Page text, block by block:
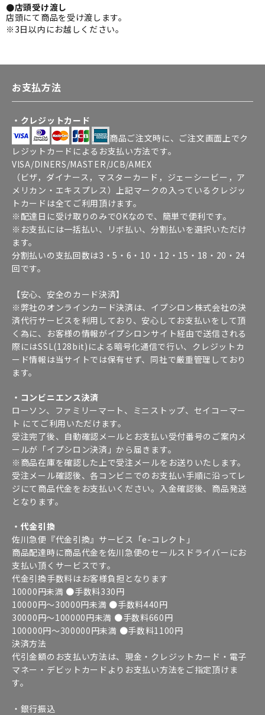
●店頭受け渡し
店頭にて商品を受け渡します。
※3日以内にお越しください。
お支払方法
・クレジットカード
商品ご注文時に、ご注文画面上でク
レジットカードによるお支払い方法です。
VISA/DINERS/MASTER/JCB/AMEX
（ビザ，ダイナース，マスターカード，ジェーシービー，ア
メリカン・エキスプレス）上記マークの入っているクレジッ
トカードは全てご利用頂けます。
※配達日に受け取りのみでOKなので、簡単で便利です。
※お支払には一括払い、リボ払い、分割払いを選択いただけ
ます。
分割払いの支払回数は3・5・6・10・12・15・18・20・24
回です。
【安心、安全のカード決済】
※弊社のオンラインカード決済は、イプシロン株式会社の決
済代行サービスを利用しており、安心してお支払いをして頂
く為に、お客様の情報がイプシロンサイト経由で送信される
際にはSSL(128bit)による暗号化通信で行い、クレジットカ
ード情報は当サイトでは保有せず、同社で厳重管理しており
ます。
・コンビニエンス決済
ローソン、ファミリーマート、ミニストップ、セイコーマー
ト にてご利用いただけます。
受注完了後、自動確認メールとお支払い受付番号のご案内メ
ールが「イプシロン決済」から届きます。
※商品在庫を確認した上で受注メールをお送りいたします。
受注メール確認後、各コンビニでのお支払い手順に沿ってレ
ジにて商品代金をお支払いください。入金確認後、商品発送
となります。
・代金引換
佐川急便『代金引換』サービス「e-コレクト」
商品配達時に商品代金を佐川急便のセールスドライバーにお
支払い頂くサービスです。
代金引換手数料はお客様負担となります
10000円未満 ●手数料330円
10000円～30000円未満 ●手数料440円
30000円～100000円未満 ●手数料660円
100000円～300000円未満 ●手数料1100円
決済方法
代引金額のお支払い方法は、現金・クレジットカード・電子
マネー・デビットカードよりお支払い方法をご指定頂けま
す。
・銀行振込